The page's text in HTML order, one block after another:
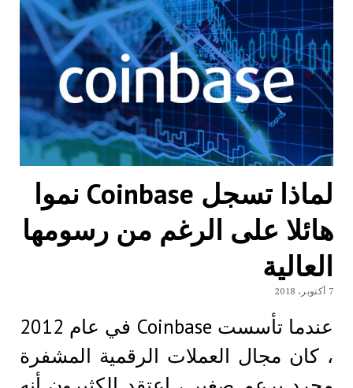
لماذا تسجل Coinbase نموا
هائلا على الرغم من رسومها
العالية
7 أكتوبر، 2018
عندما تأسست Coinbase في عام 2012
، كان مجال العملات الرقمية المشفرة